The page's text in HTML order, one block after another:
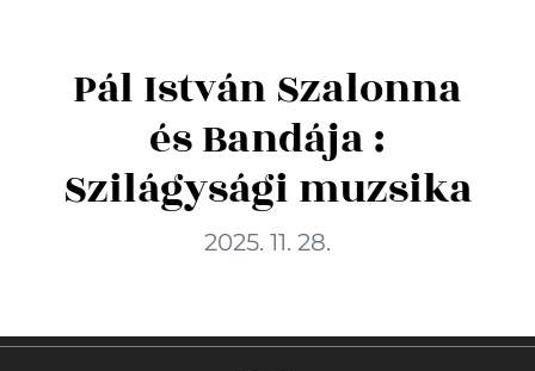
Pál István Szalonna
és Bandája :
Szilágysági muzsika
2025. 11. 28.